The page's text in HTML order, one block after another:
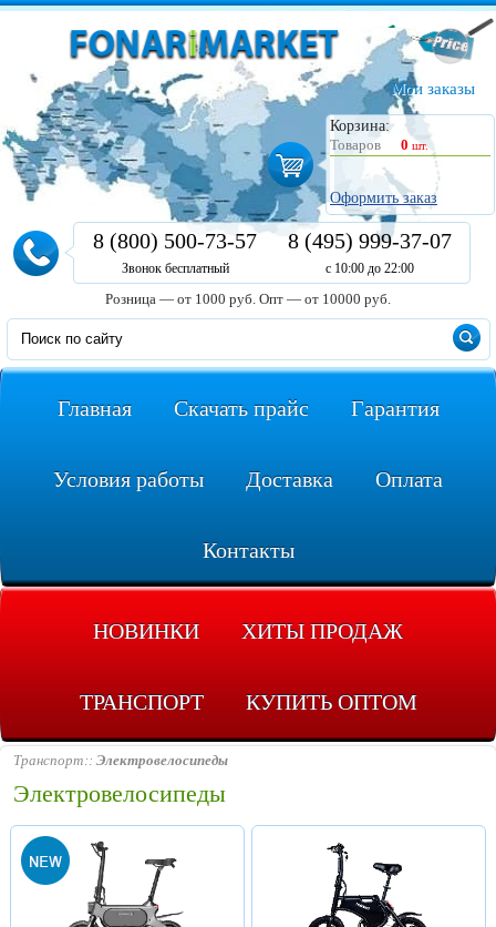
Мои заказы
Корзина:
Товаров
0 шт.
Оформить заказ
8 (800) 500-73-57
Звонок бесплатный
8 (495) 999-37-07
с 10:00 до 22:00
Розница — от 1000 руб. Опт — от 10000 руб.
Главная Скачать прайс Гарантия
Условия работы Доставка Оплата
Контакты
НОВИНКИ ХИТЫ ПРОДАЖ
ТРАНСПОРТ КУПИТЬ ОПТОМ
Транспорт Электровелосипеды
Электровелосипеды